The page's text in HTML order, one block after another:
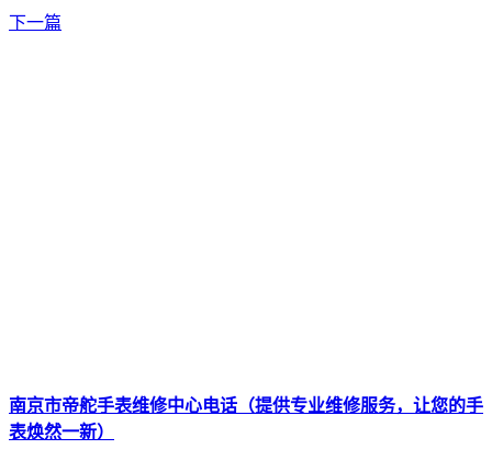
下一篇
南京市帝舵手表维修中心电话（提供专业维修服务，让您的手
表焕然一新）